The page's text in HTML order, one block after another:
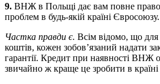
9. ВНЖ в Польщі дає вам повне
проблем в будь-якій країні Євросоюзу.
Частка правди є. Всім відомо, що
коштів, кожен зобов’язаний надати
гарантії. Кредит при наявності ВНЖ
звичайно ж краще це зробити в